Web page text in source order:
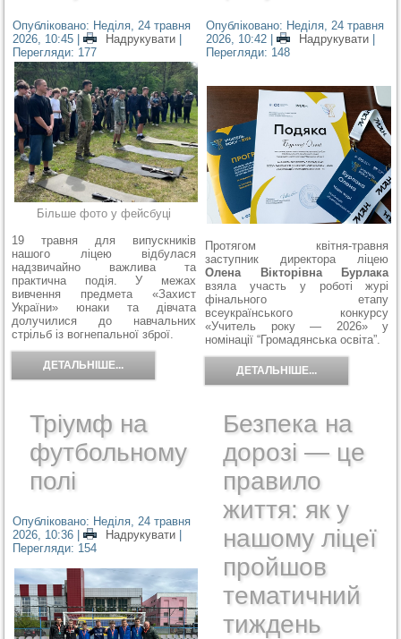
Опубліковано: Неділя, 24 травня
2026, 10:45 | Надрукувати |
Перегляди: 177
Більше фото у фейсбуці
19 травня для випускників
нашого ліцею відбулася
надзвичайно важлива та
практична подія. У межах
вивчення предмета «Захист
України» юнаки та дівчата
долучилися до навчальних
стрільб із вогнепальної зброї.
ДЕТАЛЬНІШЕ...
Опубліковано: Неділя, 24 травня
2026, 10:42| Надрукувати |
Перегляди: 148
Протягом квітня-травня
заступник директора ліцею
Олена Вікторівна Бурлака
взяла участь у роботі журі
фінального етапу
всеукраїнського конкурсу
«Учитель року — 2026» у
номінації “Громадянська освіта”.
ДЕТАЛЬНІШЕ...
Тріумф на
футбольному
полі
Опубліковано: Неділя, 24 травня
2026, 10:36 | Надрукувати |
Перегляди: 154
Безпека на
дорозі — це
правило
життя: як у
нашому ліцеї
пройшов
тематичний
тиждень